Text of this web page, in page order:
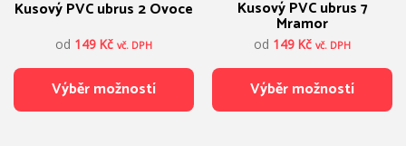
Kusový PVC ubrus 2 Ovoce
od 149 Kč vč. DPH
Výběr možností
Kusový PVC ubrus 7
Mramor
od 149 Kč vč. DPH
Výběr možností